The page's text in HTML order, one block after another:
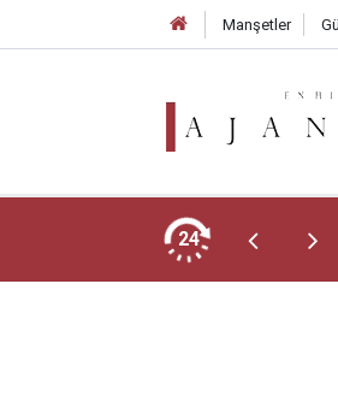
Manşetler
24
Hayatını Kaybetti: 59 Yaşında